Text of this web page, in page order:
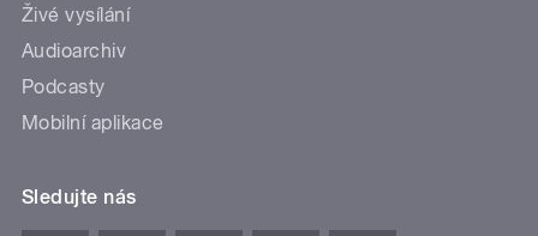
Živé vysílání
Audioarchiv
Podcasty
Mobilní aplikace
Sledujte nás